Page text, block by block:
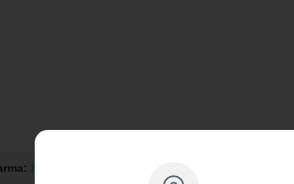
R$ 38,25